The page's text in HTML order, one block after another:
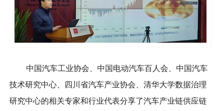
中国汽车工业协会、中国电动汽车百人会、中国汽车
技术研究中心、四川省汽车产业协会、清华大学数据治理
研究中心的相关专家和行业代表分享了汽车产业链供应链